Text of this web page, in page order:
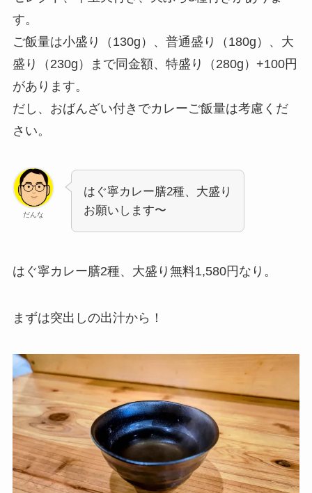
す。
ご飯量は小盛り（130g）、普通盛り（180g）、大
盛り（230g）まで同金額、特盛り（280g）+100円
があります。
だし、おばんざい付きでカレーご飯量は考慮くだ
さい。
だんな
はぐ寧カレー膳2種、大盛り
お願いします〜
はぐ寧カレー膳2種、大盛り無料1,580円なり。
まずは突出しの出汁から！